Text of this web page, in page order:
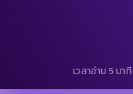
เวลาอ่าน 5 นาที